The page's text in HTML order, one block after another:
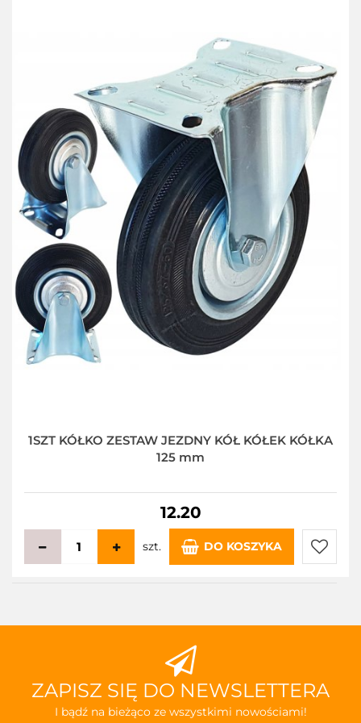
1SZT KÓŁKO ZESTAW JEZDNY KÓŁ KÓŁEK KÓŁKA
125 mm
12.20
szt. DO KOSZYKA
Do
ZAPISZ SIĘ DO NEWSLETTERA
I bądź na bieżąco ze wszystkimi nowościami!